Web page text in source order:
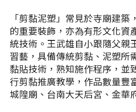
「剪黏泥塑」常見於寺廟建築
的重要裝飾，亦為有形文化資
統技術。王武雄自小跟隨父親
習藝，具備傳統剪黏、泥塑所
黏貼技術，熟知施作程序，並
行剪黏推廣教學，作品數量豐
城隍廟、台南大天后宮、金華